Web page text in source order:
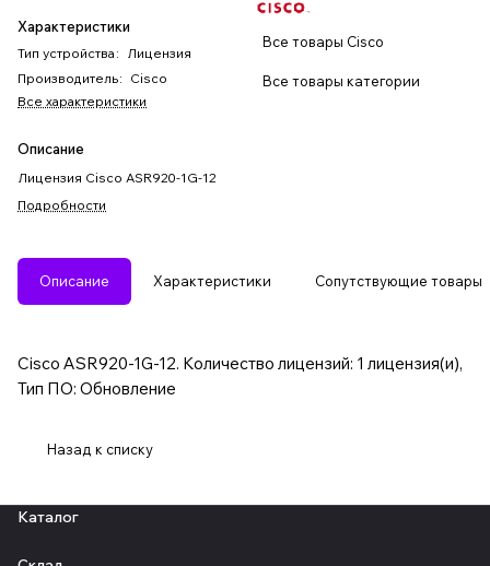
Характеристики
Тип устройства : Лицензия
Производитель: Cisco
Все характеристики
Описание
Лицензия Cisco ASR920-1G-12
Подробности
Все товары Cisco
Все товары категории
Описание Характеристики Сопутствующие товары
Cisco ASR920-1G-12. Количество лицензий: 1 лицензия(и),
Тип ПО: Обновление
Назад к списку
Каталог